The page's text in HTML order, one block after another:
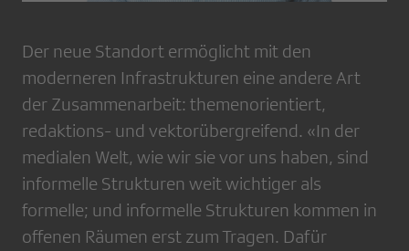
Der neue Standort ermöglicht mit den
moderneren Infrastrukturen eine andere Art
der Zusammenarbeit: themenorientiert,
redaktions- und vektorübergreifend. «In der
medialen Welt, wie wir sie vor uns haben, sind
informelle Strukturen weit wichtiger als
formelle; und informelle Strukturen kommen in
offenen Räumen erst zum Tragen. Dafür